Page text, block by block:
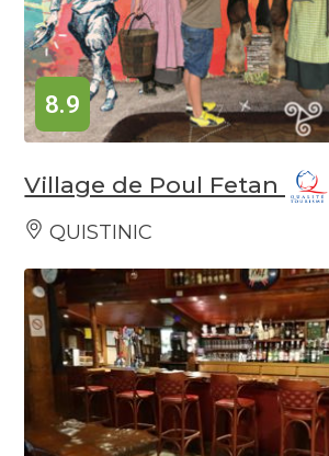
8.9
Village de Poul Fetan
QUISTINIC